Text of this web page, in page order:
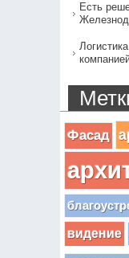
Есть
Фасад
видение